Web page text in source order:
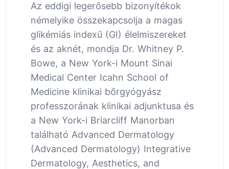
Az eddigi legerősebb bizonyítékok
némelyike összekapcsolja a magas
glikémiás indexű (GI) élelmiszereket
és az aknét, mondja Dr. Whitney P.
Bowe, a New York-i Mount Sinai
Medical Center Icahn School of
Medicine klinikai bőrgyógyász
professzorának klinikai adjunktusa és
a New York-i Briarcliff Manorban
található Advanced Dermatology
(Advanced Dermatology) Integrative
Dermatology, Aesthetics, and